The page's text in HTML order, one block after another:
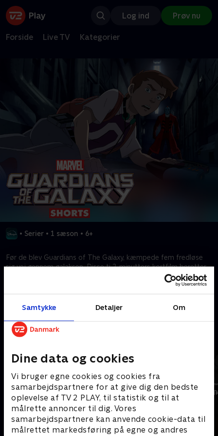
Samtykke Detaljer Om
Dine data og cookies
Vi bruger egne cookies og cookies fra
samarbejdspartnere for at give dig den bedste
oplevelse af TV 2 PLAY, til statistik og til at
målrette annoncer til dig. Vores
samarbejdspartnere kan anvende cookie-data til
målrettet markedsføring på egne og andres
Log ind Prøv nu
Forside Live TV Kategorier
• Serier • 1 sæson • 6+
Før de blev Guardians of The Galaxy, kæmpede fem fredløse
sig vej gennem galaksen. Disse ti 2-minutters kortfilm beretter
om Star-Lord, Groot, Rocket, Drax og Gamoras brogede fortid.
Kræver tilkøb
Mere indhold fra Disney+